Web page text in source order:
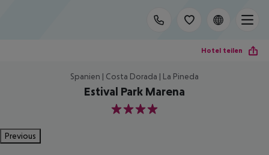
Hotel teilen
Spanien | Costa Dorada | La Pineda
Estival Park Marena
4
Previous